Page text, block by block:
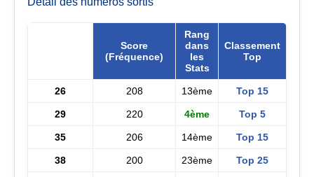
Score
(Fréquence)
Rang
dans
les
Stats
Classement
Top
26 208 13ème Top 15
29 220 4ème Top 5
35 206 14ème Top 15
38 200 23ème Top 25